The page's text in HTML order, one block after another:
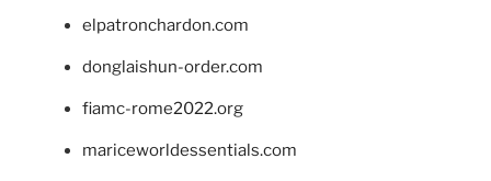
elpatronchardon.com
donglaishun-order.com
fiamc-rome2022.org
mariceworldessentials.com